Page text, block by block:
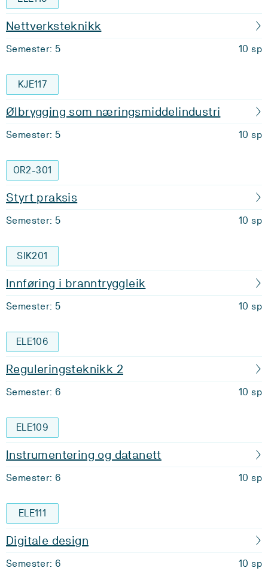
Nettverksteknikk
Semester: 5 10 sp
KJE117
Ølbrygging som næringsmiddelindustri
Semester: 5 10 sp
OR2-301
Styrt praksis
Semester: 5 10 sp
SIK201
Innføring i branntryggleik
Semester: 5 10 sp
ELE106
Reguleringsteknikk 2
Semester: 6 10 sp
ELE109
Instrumentering og datanett
Semester: 6 10 sp
ELE111
Digitale design
Semester: 6 10 sp